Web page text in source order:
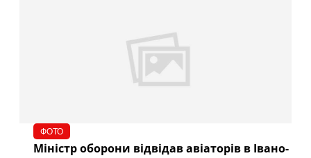
ФОТО
Міністр оборони відвідав авіаторів в Івано-